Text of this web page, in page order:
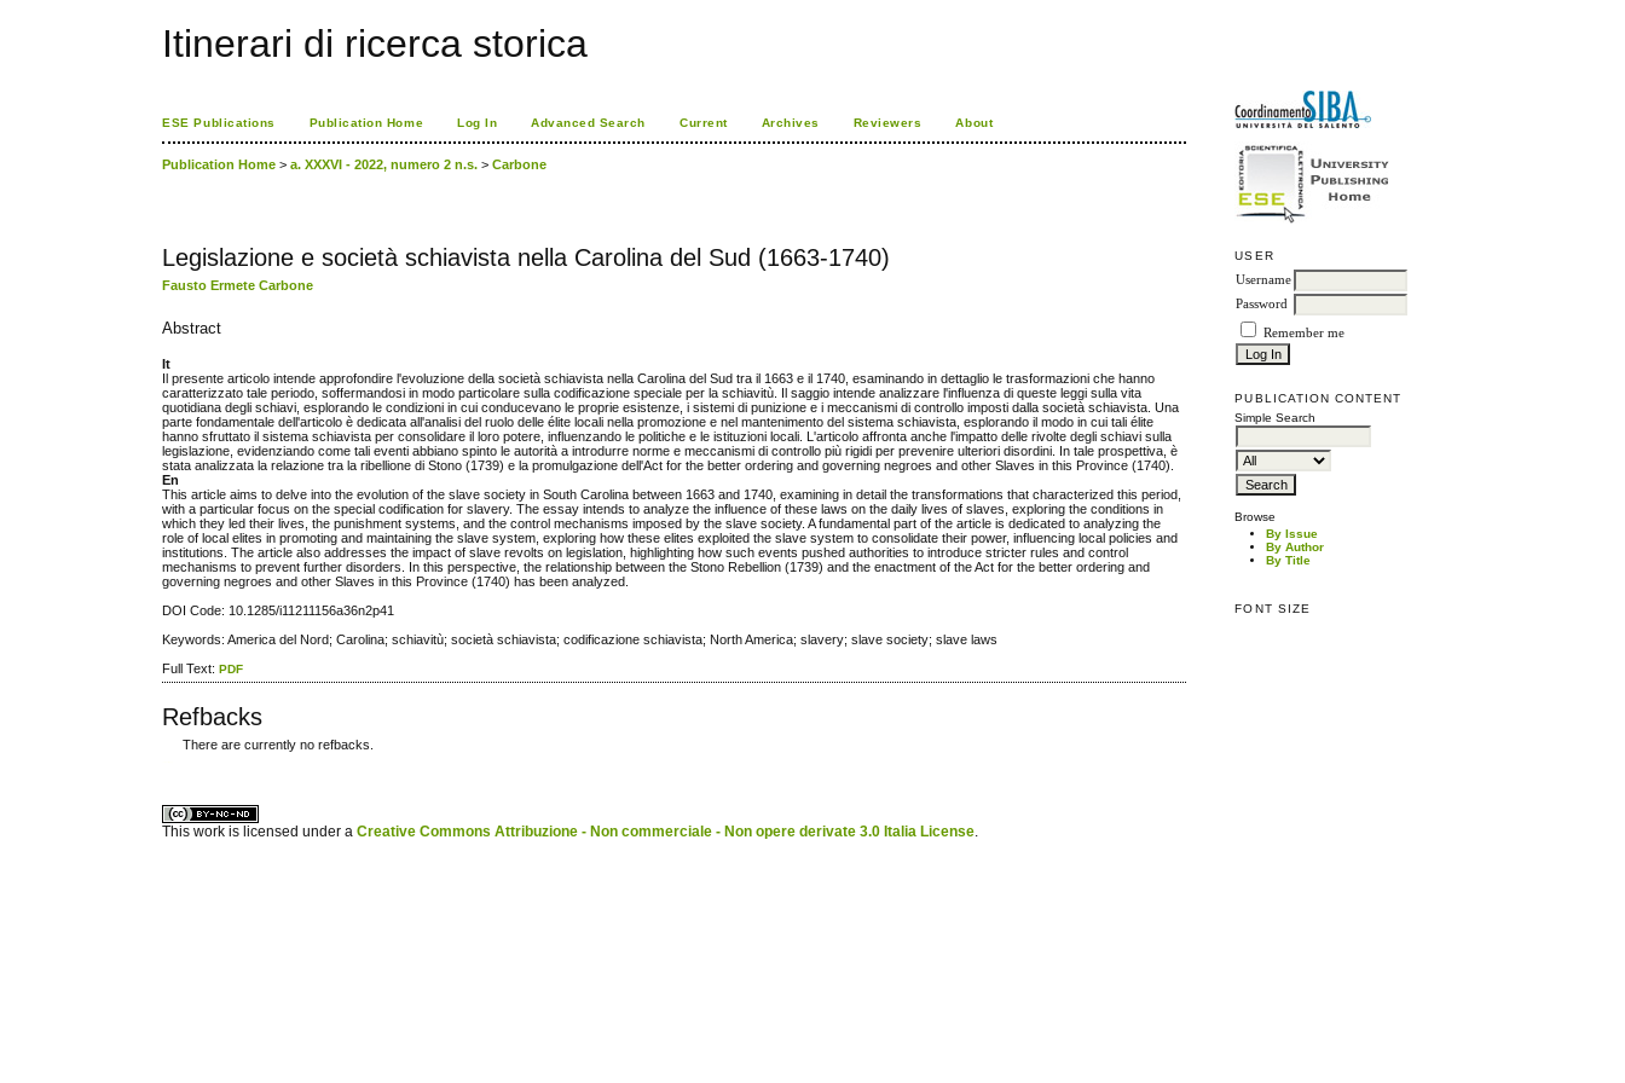
Itinerari di ricerca storica
USER
Username
Password
Remember me
PUBLICATION CONTENT
Simple Search
Browse
By Issue
By Author
By Title
FONT SIZE
ESE Publications Publication Home Log In Advanced Search Current Archives Reviewers About
Publication Home >a. XXXVI - 2022, numero 2 n.s. >Carbone
Legislazione e società schiavista nella Carolina del Sud (1663-1740)
Fausto Ermete Carbone
Abstract
It
Il presente articolo intende approfondire l'evoluzione della società schiavista nella Carolina del Sud tra il 1663 e il 1740, esaminando in dettaglio le trasformazioni che hanno
caratterizzato tale periodo, soffermandosi in modo particolare sulla codificazione speciale per la schiavitù. Il saggio intende analizzare l'influenza di queste leggi sulla vita
quotidiana degli schiavi, esplorando le condizioni in cui conducevano le proprie esistenze, i sistemi di punizione e i meccanismi di controllo imposti dalla società schiavista. Una
parte fondamentale dell'articolo è dedicata all'analisi del ruolo delle élite locali nella promozione e nel mantenimento del sistema schiavista, esplorando il modo in cui tali élite
hanno sfruttato il sistema schiavista per consolidare il loro potere, influenzando le politiche e le istituzioni locali. L'articolo affronta anche l'impatto delle rivolte degli schiavi sulla
legislazione, evidenziando come tali eventi abbiano spinto le autorità a introdurre norme e meccanismi di controllo più rigidi per prevenire ulteriori disordini. In tale prospettiva, è
stata analizzata la relazione tra la ribellione di Stono (1739) e la promulgazione dell'Act for the better ordering and governing negroes and other Slaves in this Province (1740).
En
This article aims to delve into the evolution of the slave society in South Carolina between 1663 and 1740, examining in detail the transformations that characterized this period,
with a particular focus on the special codification for slavery. The essay intends to analyze the influence of these laws on the daily lives of slaves, exploring the conditions in
which they led their lives, the punishment systems, and the control mechanisms imposed by the slave society. A fundamental part of the article is dedicated to analyzing the
role of local elites in promoting and maintaining the slave system, exploring how these elites exploited the slave system to consolidate their power, influencing local policies and
institutions. The article also addresses the impact of slave revolts on legislation, highlighting how such events pushed authorities to introduce stricter rules and control
mechanisms to prevent further disorders. In this perspective, the relationship between the Stono Rebellion (1739) and the enactment of the Act for the better ordering and
governing negroes and other Slaves in this Province (1740) has been analyzed.
DOI Code: 10.1285/i11211156a36n2p41
Keywords: America del Nord; Carolina; schiavitù; società schiavista; codificazione schiavista; North America; slavery; slave society; slave laws
Full Text:PDF
Refbacks
There are currently no refbacks.
This work is licensed under aCreative Commons Attribuzione - Non commerciale - Non opere derivate 3.0 Italia License.